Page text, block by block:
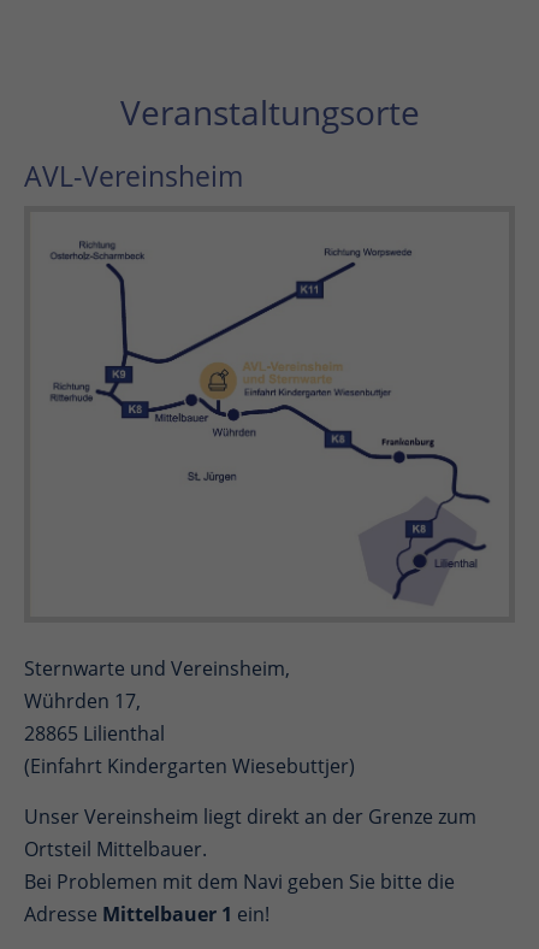
Veranstaltungsorte
AVL-Vereinsheim
Sternwarte und Vereinsheim,
Wührden 17,
28865 Lilienthal
(Einfahrt Kindergarten Wiesebuttjer)
Unser Vereinsheim liegt direkt an der Grenze zum
Ortsteil Mittelbauer.
Bei Problemen mit dem Navi geben Sie bitte die
Adresse Mittelbauer 1 ein!